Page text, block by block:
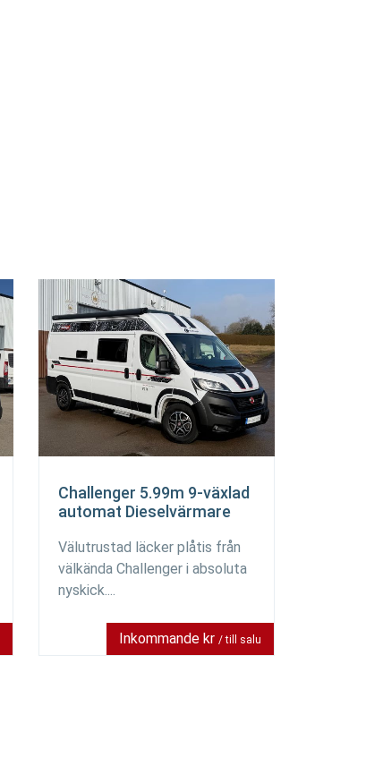
Challenger 5.99m 9-växlad
automat Dieselvärmare
Välutrustad läcker plåtis från
välkända Challenger i absoluta
nyskick....
Inkommande kr / till salu